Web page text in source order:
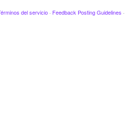
del servicio · Feedback Posting Guidelines ·